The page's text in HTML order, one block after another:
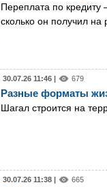
Переплата по кредиту
сколько он получил на
30.07.26 11:46 | 679
Разные форматы
Шагал строится на
30.07.26 11:38 | 665